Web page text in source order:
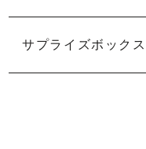
サプライズボックス